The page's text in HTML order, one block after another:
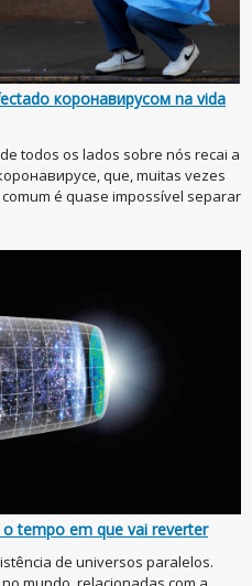
коронавирусом na vida
todos os lados sobre nós recai a
que, muitas vezes
é quase impossível separar
tempo em que vai reverter
de universos paralelos.